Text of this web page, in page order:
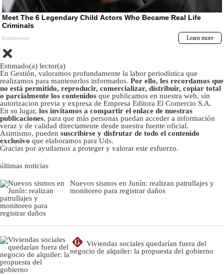
Estimado(a) lector(a)
En Gestión, valoramos profundamente la labor periodística que
realizamos para mantenerlos informados. Por ello, les recordamos que
no está permitido, reproducir, comercializar, distribuir, copiar total
o parcialmente los contenidos que publicamos en nuestra web, sin
autorizacion previa y expresa de Empresa Editora El Comercio S.A.
En su lugar, los invitamos a compartir el enlace de nuestras
publicaciones, para que más personas puedan acceder a información
veraz y de calidad directamente desde nuestra fuente oficial.
Asimismo, pueden suscribirse y disfrutar de todo el contenido
exclusivo que elaboramos para Uds.
Gracias por ayudarnos a proteger y valorar este esfuerzo.
últimas noticias
Nuevos sismos en Junín: realizan patrullajes y
monitoreo para registrar daños
G
Viviendas sociales quedarían fuera del
negocio de alquiler: la propuesta del gobierno